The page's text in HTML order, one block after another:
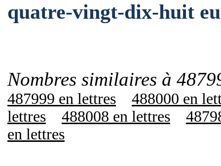
quatre-vingt-dix-huit
Nombres similaires à
487999 en lettres
488000 en
lettres
488008 en lettres
en lettres